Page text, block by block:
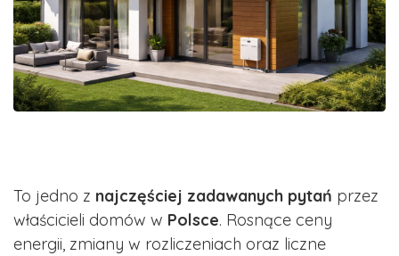
To jedno z najczęściej zadawanych pytań przez
właścicieli domów w Polsce. Rosnące ceny
energii, zmiany w rozliczeniach oraz liczne